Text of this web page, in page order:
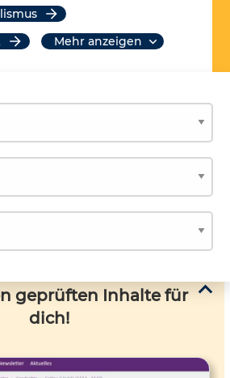
mehr anzeigen
geprüften Inhalte für
dich!